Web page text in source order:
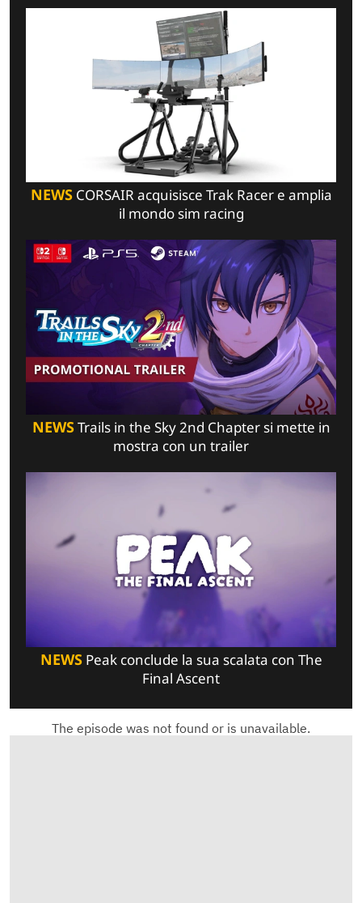
NEWSCORSAIR acquisisce Trak Racer e amplia
il mondo sim racing
NEWSTrails in the Sky 2nd Chapter si mette in
mostra con un trailer
NEWSPeak conclude la sua scalata con The
Final Ascent